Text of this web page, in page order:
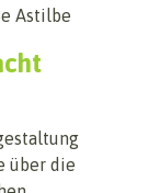
Astilbe
über die